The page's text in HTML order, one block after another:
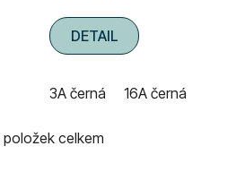
DETAIL
3A černá 16A černá
O
položek celkem